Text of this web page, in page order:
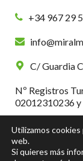
+34 967 29
C/ Guardia
Nº Registros
02012310236
Utilizamos
web.
Si quieres más